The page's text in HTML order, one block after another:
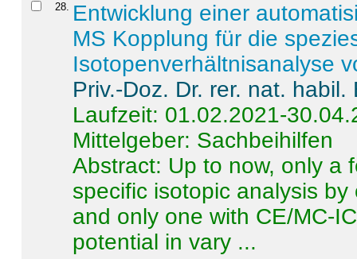
28. Entwicklung einer
MS Kopplung für die
Isotopenverhältnisanalyse
Priv.-Doz. Dr. rer. nat.
Laufzeit: 01.02.2021-
Mittelgeber: Sachbeihilfen
Abstract: Up to now, only a
specific isotopic analysis
and only one with CE/MC-
potential in vary ...